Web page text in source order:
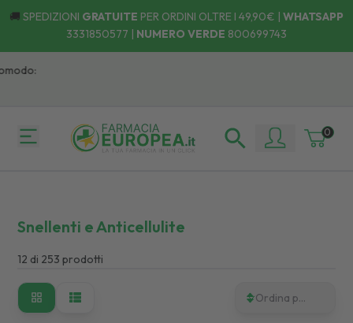
🚚 SPEDIZIONI GRATUITE PER ORDINI OLTRE I 49,90€ | WHATSAPP
3331850577 | NUMERO VERDE 800699743
0
Snellenti e Anticellulite
12 di 253 prodotti
Ordina per